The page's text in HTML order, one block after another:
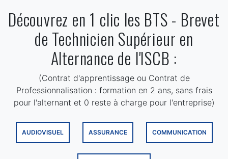
Découvrez en 1 clic les BTS - Brevet
de Technicien Supérieur en
Alternance de l'ISCB :
(Contrat d'apprentissage ou Contrat de
Professionnalisation : formation en 2 ans, sans frais
pour l'alternant et 0 reste à charge pour l'entreprise)
AUDIOVISUEL ASSURANCE COMMUNICATION